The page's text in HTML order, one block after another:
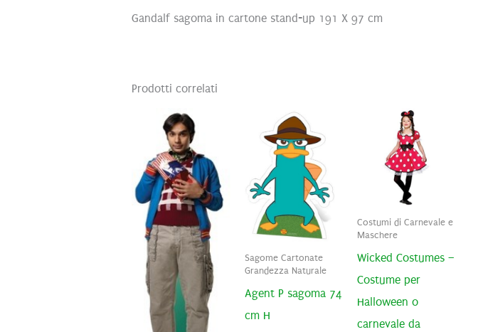
Gandalf sagoma in cartone stand-up 191 X 97 cm
Prodotti correlati
Sagome Cartonate
Grandezza Naturale
Agent P sagoma 74
cm H
Costumi di Carnevale e
Maschere
Wicked Costumes –
Costume per
Halloween o
carnevale da